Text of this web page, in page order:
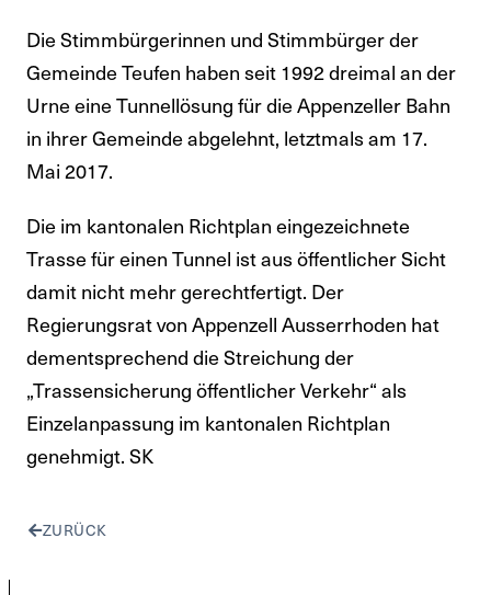
Die Stimmbürgerinnen und Stimmbürger der
Gemeinde Teufen haben seit 1992 dreimal an der
Urne eine Tunnellösung für die Appenzeller Bahn
in ihrer Gemeinde abgelehnt, letztmals am 17.
Mai 2017.
Die im kantonalen Richtplan eingezeichnete
Trasse für einen Tunnel ist aus öffentlicher Sicht
damit nicht mehr gerechtfertigt. Der
Regierungsrat von Appenzell Ausserrhoden hat
dementsprechend die Streichung der
„Trassensicherung öffentlicher Verkehr“ als
Einzelanpassung im kantonalen Richtplan
genehmigt. SK
ZURÜCK